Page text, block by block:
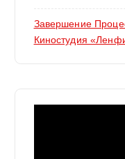
Завершение
Киностудия